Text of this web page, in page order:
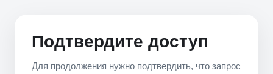
Подтвердите доступ
Для продолжения нужно подтвердить, что запрос